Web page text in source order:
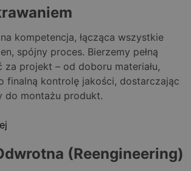
kompetencja, łącząca wszystkie
spójny proces. Bierzemy pełną
za projekt – od doboru materiału,
finalną kontrolę jakości, dostarczając
do montażu produkt.
(Reengineering)